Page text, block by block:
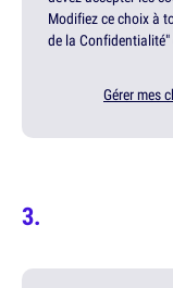
Modifiez ce choix à
de la
Gérer mes